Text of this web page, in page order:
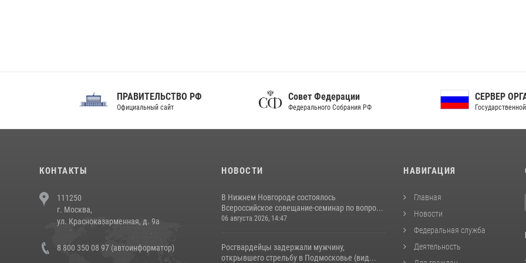
ПРАВИТЕЛЬСТВО РФ
Официальный сайт
Совет Федерации
Федерального Собрания РФ
СЕРВЕР ОРГАНОВ
Государственной власти РФ
КОНТАКТЫ
111250
г. Москва,
ул. Красноказарменная, д. 9а
8 800 350 08 97 (автоинформатор)
НОВОСТИ
В Нижнем Новгороде состоялось
Всероссийское совещание-семинар по вопро...
06 августа 2026, 14:47
Росгвардейцы задержали мужчину,
открывшего стрельбу в Подмосковье (вид...
НАВИГАЦИЯ
Главная
Новости
Федеральная служба
Деятельность